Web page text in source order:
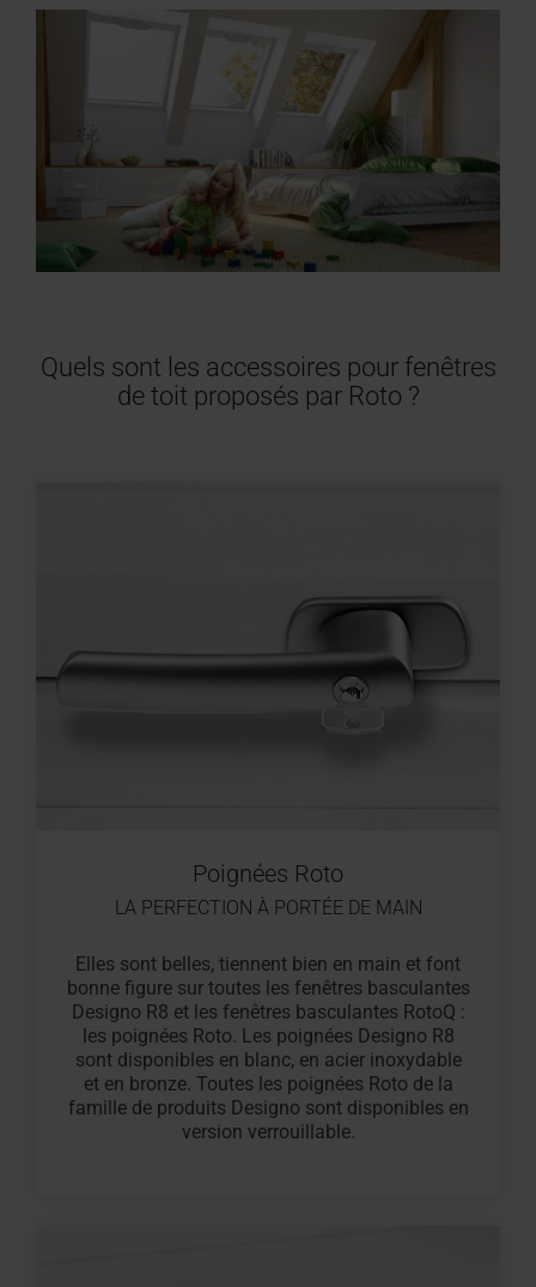
Quels sont les accessoires pour fenêtres
de toit proposés par Roto ?
Poignées Roto
LA PERFECTION À PORTÉE DE MAIN
Elles sont belles, tiennent bien en main et font
bonne figure sur toutes les fenêtres basculantes
Designo R8 et les fenêtres basculantes RotoQ :
les poignées Roto. Les poignées Designo R8
sont disponibles en blanc, en acier inoxydable
et en bronze. Toutes les poignées Roto de la
famille de produits Designo sont disponibles en
version verrouillable.